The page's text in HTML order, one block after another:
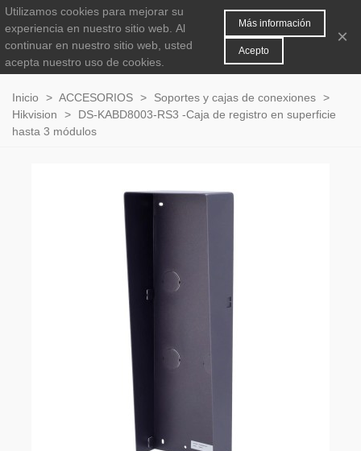
0
Inicio > ACCESORIOS > Soportes y cajas de conexiones >
Hikvision
>
DS-KABD8003-RS3 -Caja de registro en superficie
hasta 3 módulos
Utilizamos cookies para mejorar su
experiencia en nuestro sitio web. Al
continuar en nuestro sitio web, usted
acepta nuestro uso de cookies.
Más información
Acepto
×